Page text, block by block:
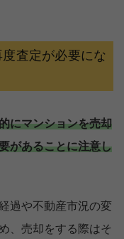
査定が必要にな
にマンションを売却
があることに注意し
過や不動産市況の変
、売却をする際はそ